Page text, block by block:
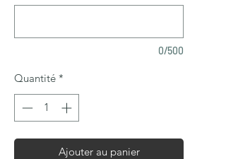
0/500
Quantité *
Ajouter au panier